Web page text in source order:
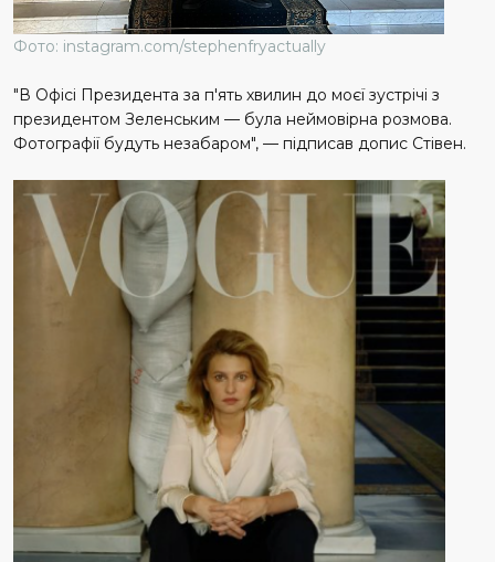
Фото: instagram.com/stephenfryactually
"В Офісі Президента за п'ять хвилин до моєї зустрічі з
президентом Зеленським — була неймовірна розмова.
Фотографії будуть незабаром", — підписав допис Стівен.